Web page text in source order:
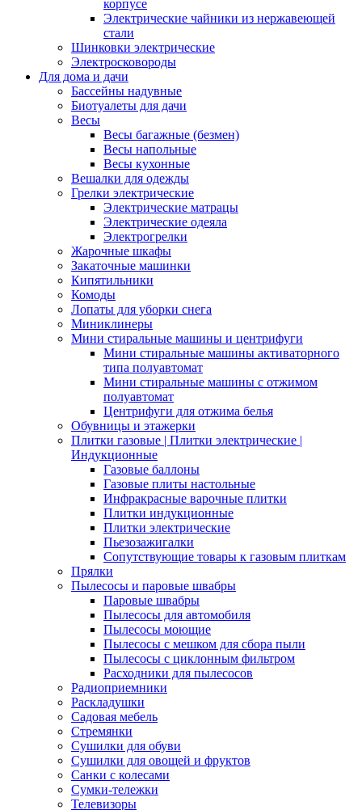
корпусе
Электрические чайники из нержавеющей
стали
Шинковки электрические
Электросковороды
Для дома и дачи
Бассейны надувные
Биотуалеты для дачи
Весы
Весы багажные (безмен)
Весы напольные
Весы кухонные
Вешалки для одежды
Грелки электрические
Электрические матрацы
Электрические одеяла
Электрогрелки
Жарочные шкафы
Закаточные машинки
Кипятильники
Комоды
Лопаты для уборки снега
Миниклинеры
Мини стиральные машины и центрифуги
Мини стиральные машины активаторного
типа полуавтомат
Мини стиральные машины с отжимом
полуавтомат
Центрифуги для отжима белья
Обувницы и этажерки
Плитки газовые | Плитки электрические |
Индукционные
Газовые баллоны
Газовые плиты настольные
Инфракрасные варочные плитки
Плитки индукционные
Плитки электрические
Пьезозажигалки
Сопутствующие товары к газовым плиткам
Прялки
Пылесосы и паровые швабры
Паровые швабры
Пылесосы для автомобиля
Пылесосы моющие
Пылесосы с мешком для сбора пыли
Пылесосы с циклонным фильтром
Расходники для пылесосов
Радиоприемники
Раскладушки
Садовая мебель
Стремянки
Сушилки для обуви
Сушилки для овощей и фруктов
Санки с колесами
Сумки-тележки
Телевизоры